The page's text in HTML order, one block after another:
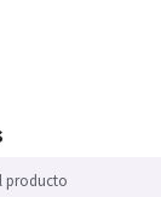
producto